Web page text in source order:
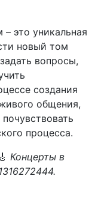
это уникальная
новый том
вопросы,
создания
общения,
процесса.
🎸 Концерты в